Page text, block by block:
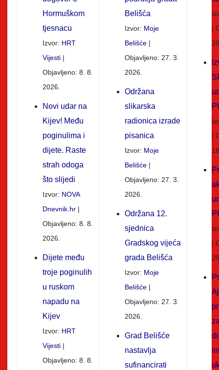
Hormuškom
tjesnacu
Izvor: HRT
Vijesti
Objavljeno: 8. 8.
2026.
Novi udar na
Kijev! Među
poginulima i
dijete. Raste
strah odoga
što slijedi
Izvor: NOVA
Dnevnik.hr
Objavljeno: 8. 8.
2026.
Dijete među
troje poginulih
u ruskom
napadu na
Kijev
Izvor: HRT
Vijesti
Objavljeno: 8. 8.
Belišća
Izvor: Moje
Belišće
Objavljeno: 27. 3.
2026.
Održana
slikarska
radionica izrade
pisanica
Izvor: Moje
Belišće
Objavljeno: 27. 3.
2026.
Održana 12.
sjednica
Gradskog vijeća
grada Belišća
Izvor: Moje
Belišće
Objavljeno: 27. 3.
2026.
Grad Belišće
nastavlja
sufinancirati